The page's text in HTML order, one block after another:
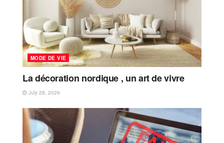
MODE DE VIE
La décoration nordique , un art de vivre
July 28, 2026